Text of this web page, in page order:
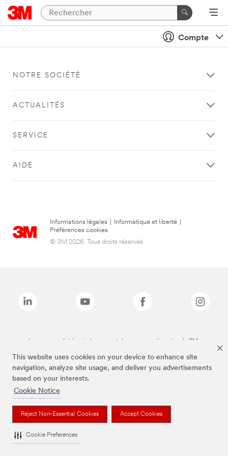
This website uses cookies on your device to enhance site
navigation, analyze site usage, and deliver you advertisements
based on your interests.
Cookie Notice
Reject Non-Essential Cookies Accept Cookies
Cookie Preferences
Compte
NOTRE SOCIÉTÉ
ACTUALITÉS
SERVICE
AIDE
Informations légales Informatique et liberté
Préférences cookies
© 3M 2026. Tous droits réservés.
Les marques listées ci-dessus sont des marques déposées de 3M.